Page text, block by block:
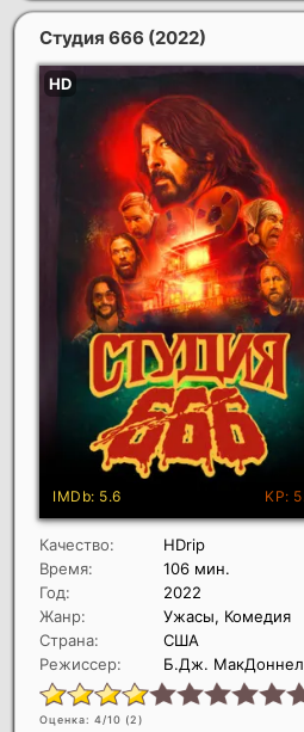
Студия 666 (2022)
Качество:
HDrip
Время:
106 мин.
Год:
2022
Жанр:
Ужасы, Комедия
Страна:
США
Режиссер:
Б.Дж. МакДоннел
Оценка: 4/10 (2)